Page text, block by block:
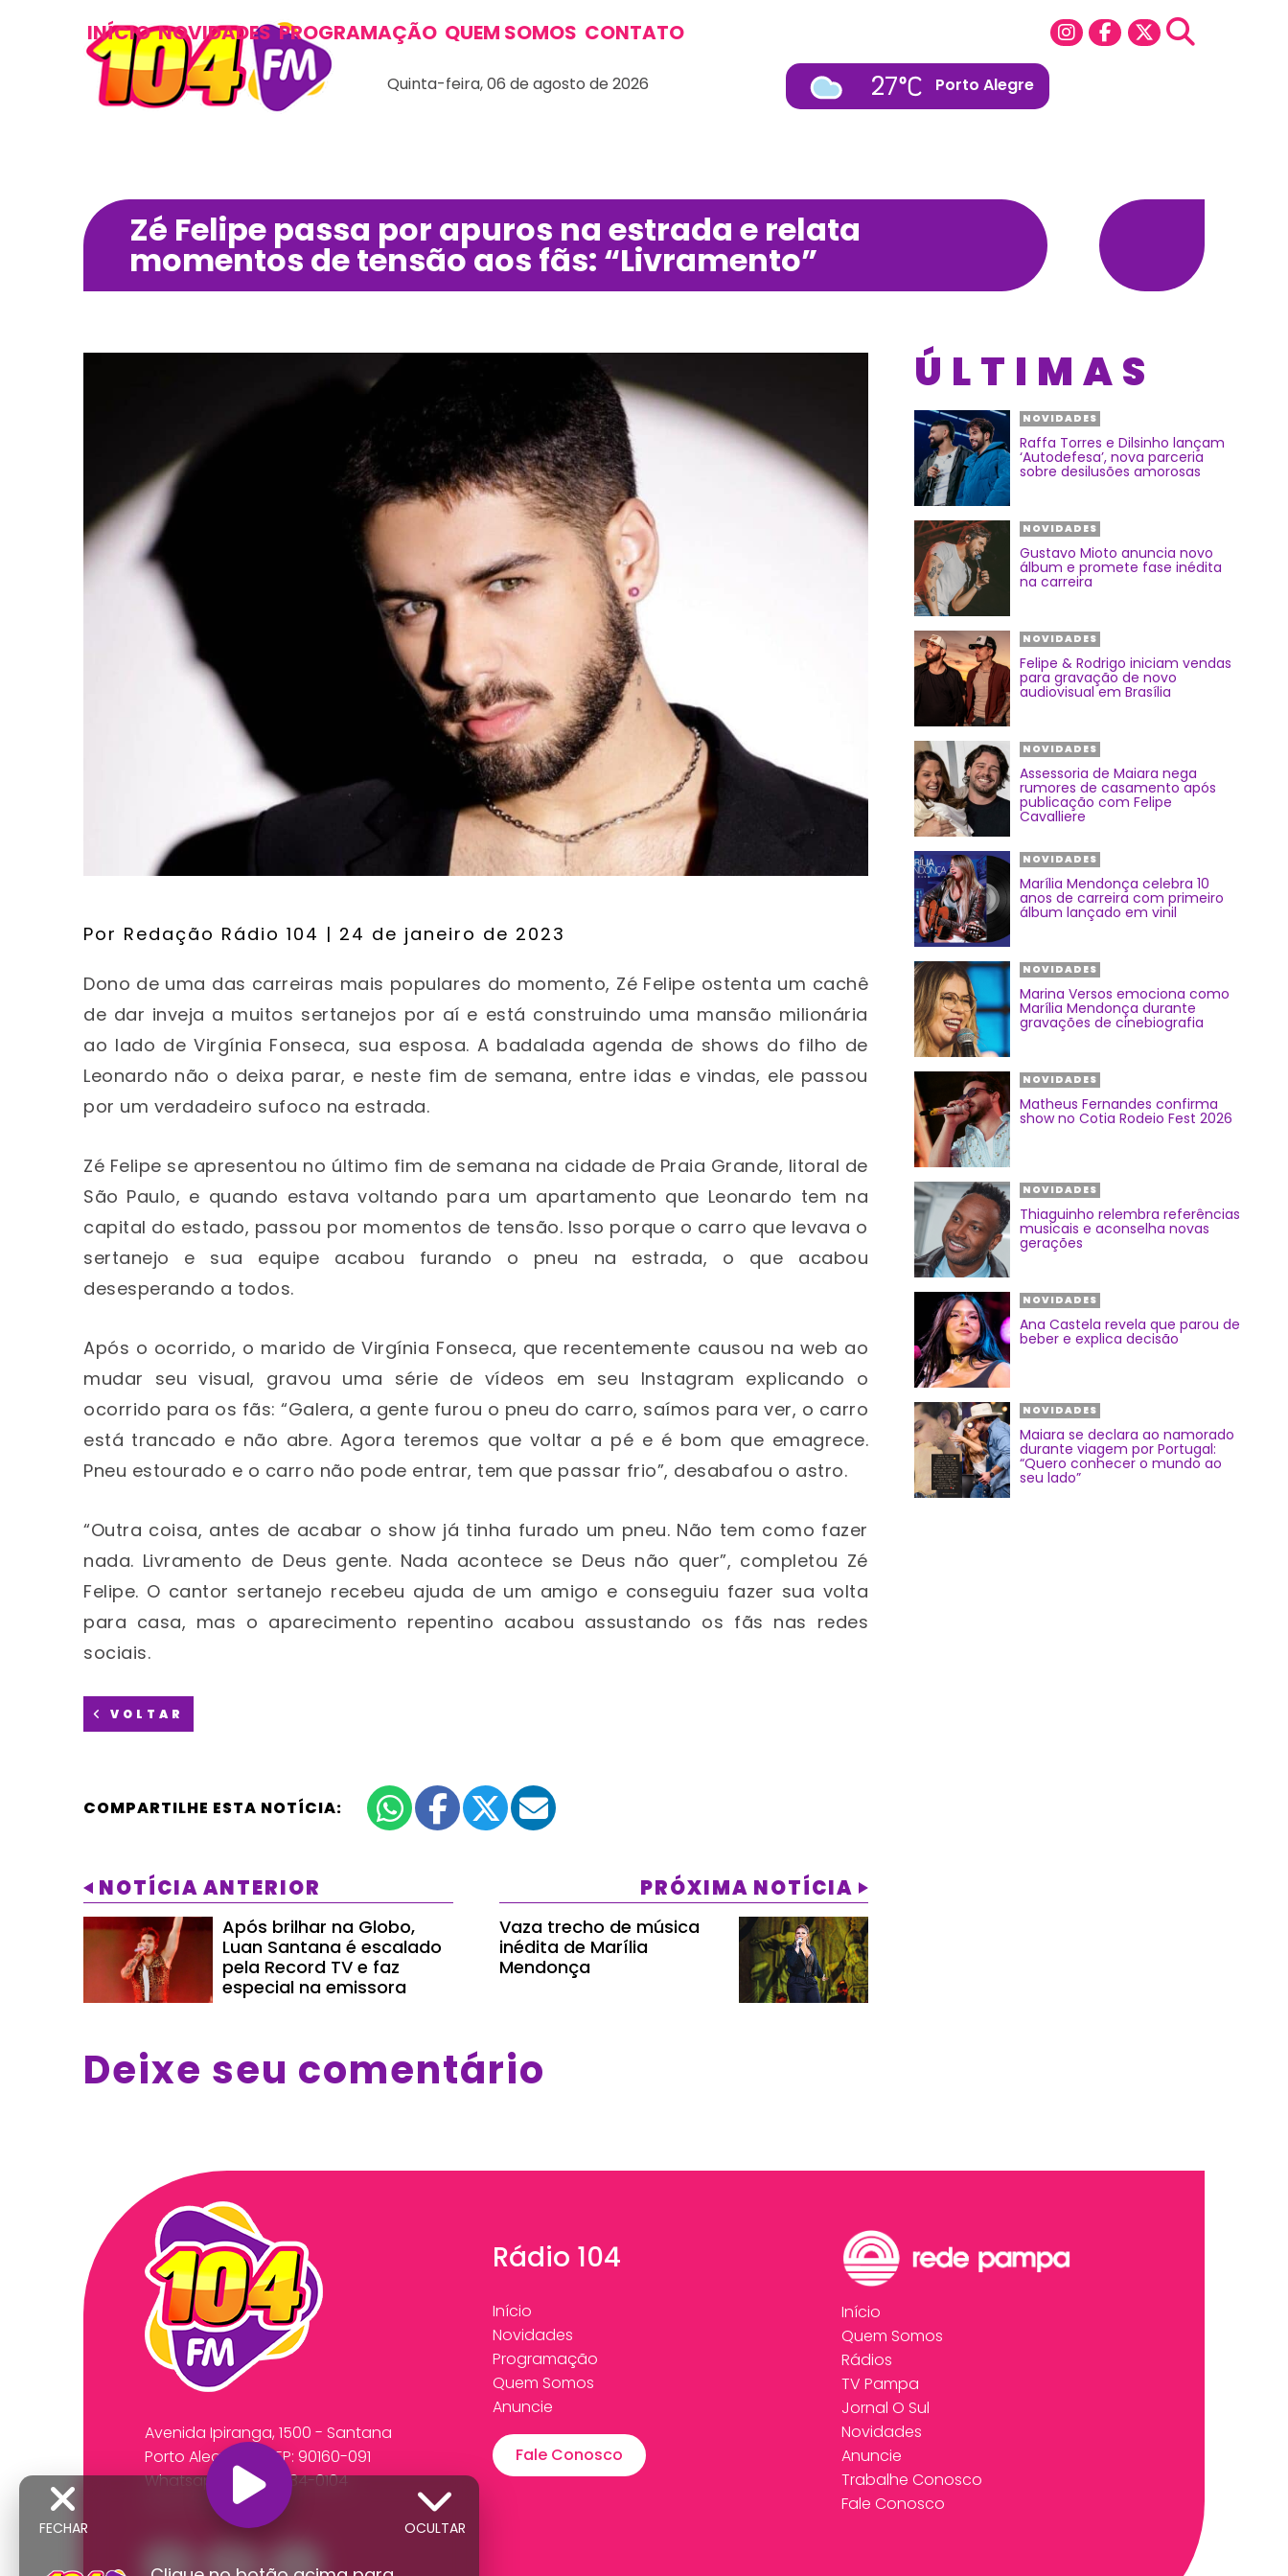
INÍCIO NOVIDADES PROGRAMAÇÃO QUEM SOMOS CONTATO
Quinta-feira, 06 de agosto de 2026 Porto Alegre
27
Zé Felipe passa por apuros na estrada e relata
momentos de tensão aos fãs: “Livramento”
Por Redação Rádio 104 | 24 de janeiro de 2023
Dono de uma das carreiras mais populares do momento, Zé Felipe ostenta um cachê
de dar inveja a muitos sertanejos por aí e está construindo uma mansão milionária
ao lado de Virgínia Fonseca, sua esposa. A badalada agenda de shows do filho de
Leonardo não o deixa parar, e neste fim de semana, entre idas e vindas, ele passou
por um verdadeiro sufoco na estrada.
Zé Felipe se apresentou no último fim de semana na cidade de Praia Grande, litoral de
São Paulo, e quando estava voltando para um apartamento que Leonardo tem na
capital do estado, passou por momentos de tensão. Isso porque o carro que levava o
sertanejo e sua equipe acabou furando o pneu na estrada, o que acabou
desesperando a todos.
Após o ocorrido, o marido de Virgínia Fonseca, que recentemente causou na web ao
mudar seu visual, gravou uma série de vídeos em seu Instagram explicando o
ocorrido para os fãs: “Galera, a gente furou o pneu do carro, saímos para ver, o carro
está trancado e não abre. Agora teremos que voltar a pé e é bom que emagrece.
Pneu estourado e o carro não pode entrar, tem que passar frio”, desabafou o astro.
“Outra coisa, antes de acabar o show já tinha furado um pneu. Não tem como fazer
nada. Livramento de Deus gente. Nada acontece se Deus não quer”, completou Zé
Felipe. O cantor sertanejo recebeu ajuda de um amigo e conseguiu fazer sua volta
para casa, mas o aparecimento repentino acabou assustando os fãs nas redes
sociais.
VOLTAR
COMPARTILHE ESTA NOTÍCIA:
NOTÍCIA ANTERIOR
Após brilhar na Globo,
Luan Santana é escalado
pela Record TV e faz
especial na emissora
PRÓXIMA NOTÍCIA
Vaza trecho de música
inédita de Marília
Mendonça
Deixe seu comentário
ÚLTIMAS
NOVIDADES
Raffa Torres e Dilsinho lançam
‘Autodefesa’, nova parceria
sobre desilusões amorosas
NOVIDADES
Gustavo Mioto anuncia novo
álbum e promete fase inédita
na carreira
NOVIDADES
Felipe & Rodrigo iniciam vendas
para gravação de novo
audiovisual em Brasília
NOVIDADES
Assessoria de Maiara nega
rumores de casamento após
publicação com Felipe
Cavalliere
NOVIDADES
Marília Mendonça celebra 10
anos de carreira com primeiro
álbum lançado em vinil
NOVIDADES
Marina Versos emociona como
Marília Mendonça durante
gravações de cinebiografia
NOVIDADES
Matheus Fernandes confirma
show no Cotia Rodeio Fest 2026
NOVIDADES
Thiaguinho relembra referências
musicais e aconselha novas
gerações
NOVIDADES
Ana Castela revela que parou de
beber e explica decisão
NOVIDADES
Maiara se declara ao namorado
durante viagem por Portugal:
“Quero conhecer o mundo ao
seu lado”
Avenida Ipiranga, 1500 - Santana
Porto Alegre/RS CEP: 90160-091
Whatsapp:
(51) 99534-0104
Fone: (51) 3218-2591
Rádio 104
Início
Novidades
Programação
Quem Somos
Anuncie
Fale Conosco
Início
Quem Somos
Rádios
TV Pampa
Jornal O Sul
Novidades
Anuncie
Trabalhe Conosco
Fale Conosco
OCULTAR
FECHAR